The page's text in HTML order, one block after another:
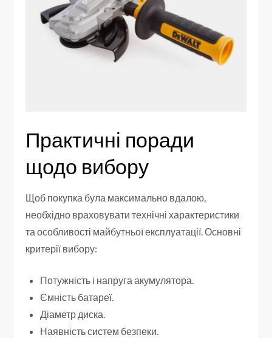
Практичні поради
щодо вибору
Щоб покупка була максимально вдалою,
необхідно враховувати технічні характеристики
та особливості майбутньої експлуатації. Основні
критерії вибору:
Потужність і напруга акумулятора.
Ємність батареї.
Діаметр диска.
Наявність систем безпеки.